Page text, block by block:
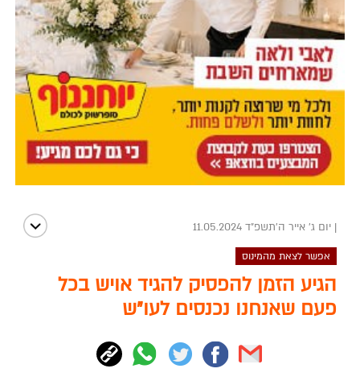
| יום ג' אייר ה׳תשפ״ד 11.05.2024
אפשר לצאת מהמינוס
הגיע הזמן להפסיק להגיד אויש בכל
פעם שאנחנו נכנסים לעו"ש